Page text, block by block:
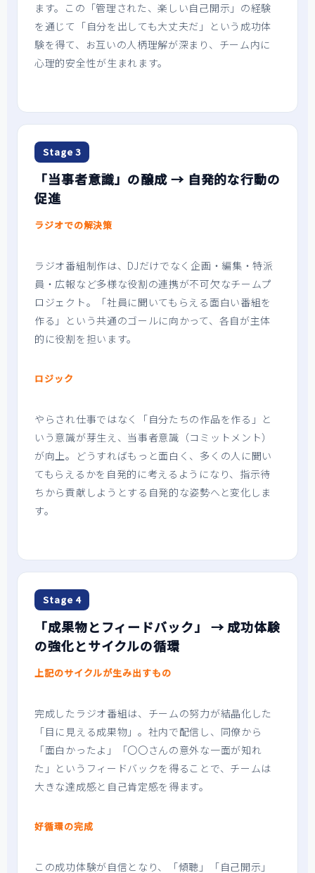
ます。この「管理された、楽しい自己開示」の経験
を通じて「自分を出しても大丈夫だ」という成功体
験を得て、お互いの人柄理解が深まり、チーム内に
心理的安全性が生まれます。
Stage 3
「当事者意識」の醸成 → 自発的な行動の
促進
ラジオでの解決策
ラジオ番組制作は、DJだけでなく企画・編集・特派
員・広報など多様な役割の連携が不可欠なチームプ
ロジェクト。「社員に聞いてもらえる面白い番組を
作る」という共通のゴールに向かって、各自が主体
的に役割を担います。
ロジック
やらされ仕事ではなく「自分たちの作品を作る」と
いう意識が芽生え、当事者意識（コミットメント）
が向上。どうすればもっと面白く、多くの人に聞い
てもらえるかを自発的に考えるようになり、指示待
ちから貢献しようとする自発的な姿勢へと変化しま
す。
Stage 4
「成果物とフィードバック」 → 成功体験
の強化とサイクルの循環
上記のサイクルが生み出すもの
完成したラジオ番組は、チームの努力が結晶化した
「目に見える成果物」。社内で配信し、同僚から
「面白かったよ」「〇〇さんの意外な一面が知れ
た」というフィードバックを得ることで、チームは
大きな達成感と自己肯定感を得ます。
好循環の完成
この成功体験が自信となり、「傾聴」「自己開示」